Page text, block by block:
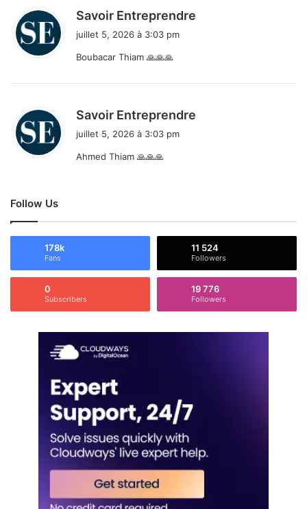
Savoir Entreprendre
juillet 5, 2026 à 3:03 pm
Boubacar Thiam 🙏🙏🙏
Savoir Entreprendre
juillet 5, 2026 à 3:03 pm
Ahmed Thiam 🙏🙏🙏
Follow Us
178k
Fans
11 524
Followers
0
Subscribers
19 776
Followers